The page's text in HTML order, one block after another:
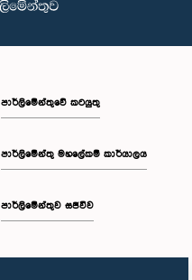
පාර්ලිමේන්තුවේ කටයුතු
පාර්ලිමේන්තු මහලේකම් කාර්යාලය
පාර්ලිමේන්තුව සජීවීව